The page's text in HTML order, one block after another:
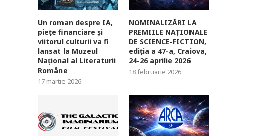
Un roman despre IA,
piețe financiare și
viitorul culturii va fi
lansat la Muzeul
Național al Literaturii
Române
17 martie 2026
NOMINALIZĂRI LA
PREMIILE NAȚIONALE
DE SCIENCE-FICTION,
ediția a 47-a, Craiova,
24-26 aprilie 2026
18 februarie 2026